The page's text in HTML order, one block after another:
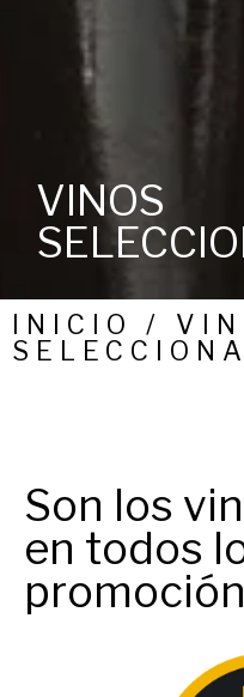
VINOS
INICIO /
Son los
en todos